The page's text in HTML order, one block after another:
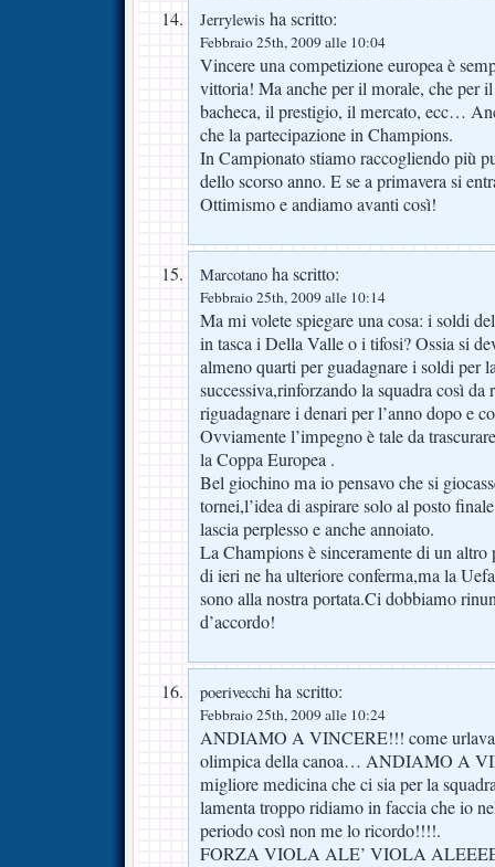
Jerrylewis ha scritto:
Febbraio 25th, 2009 alle 10:04
Vincere una competizione europea è
vittoria! Ma anche per il morale, che per
bacheca, il prestigio, il mercato, ecc…
che la partecipazione in Champions.
In Campionato stiamo raccogliendo più
dello scorso anno. E se a primavera si
Ottimismo e andiamo avanti così!
Marcotano ha scritto:
Febbraio 25th, 2009 alle 10:14
Ma mi volete spiegare una cosa: i soldi
in tasca i Della Valle o i tifosi? Ossia si
almeno quarti per guadagnare i soldi per
successiva,rinforzando la squadra così da
riguadagnare i denari per l’anno dopo e
Ovviamente l’impegno è tale da
la Coppa Europea .
Bel giochino ma io pensavo che si
tornei,l’idea di aspirare solo al posto
lascia perplesso e anche annoiato.
La Champions è sinceramente di un altro
di ieri ne ha ulteriore conferma,ma la
sono alla nostra portata.Ci dobbiamo
d’accordo!
poerivecchi ha scritto:
Febbraio 25th, 2009 alle 10:24
ANDIAMO A VINCERE!!! come urlava
olimpica della canoa… ANDIAMO A
migliore medicina che ci sia per la
lamenta troppo ridiamo in faccia che io
periodo così non me lo ricordo!!!!.
FORZA VIOLA ALE’ VIOLA